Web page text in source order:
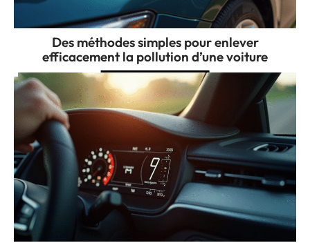
Des méthodes simples pour enlever
efficacement la pollution d’une voiture